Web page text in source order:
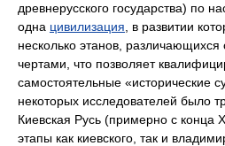
древнерусского государства) по
одна цивилизация , в развитии
несколько этанов,
чертами, что позволяет
самостоятельные «исторические
некоторых исследователей было
Киевская Русь (примерно с конца
этапы как киевского, так и